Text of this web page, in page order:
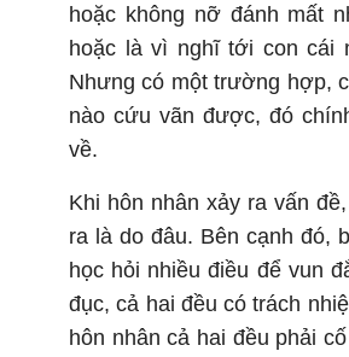
hoặc không nỡ đánh mất
hoặc là vì nghĩ tới con cái
Nhưng có một trường hợp,
nào cứu vãn được, đó
về.
Khi hôn nhân xảy ra vấn
ra là do đâu. Bên cạnh đó,
học hỏi nhiều điều để vun
đục, cả hai đều có trách
hôn nhân cả hai đều phải